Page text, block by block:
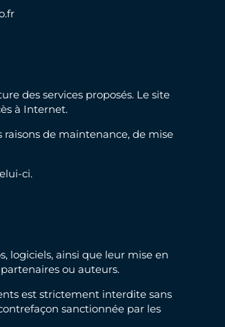
des services proposés. Le site
à Internet.
raisons de maintenance, de mise
ci.
logiciels, ainsi que leur mise en
ou auteurs.
est strictement interdite sans
sanctionnée par les